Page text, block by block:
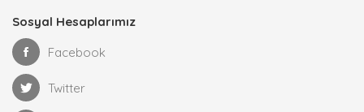
Sosyal Hesaplarımız
Facebook
Twitter